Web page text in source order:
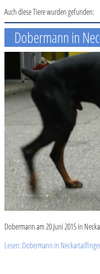
Auch diese Tiere wurden gefunden:
Dobermann in
Dobermann am 20.Juni 2015 in
Lesen: Dobermann in